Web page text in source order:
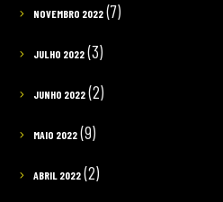
NOVEMBRO 2022(7)
JULHO 2022(3)
JUNHO 2022(2)
MAIO 2022(9)
ABRIL 2022(2)